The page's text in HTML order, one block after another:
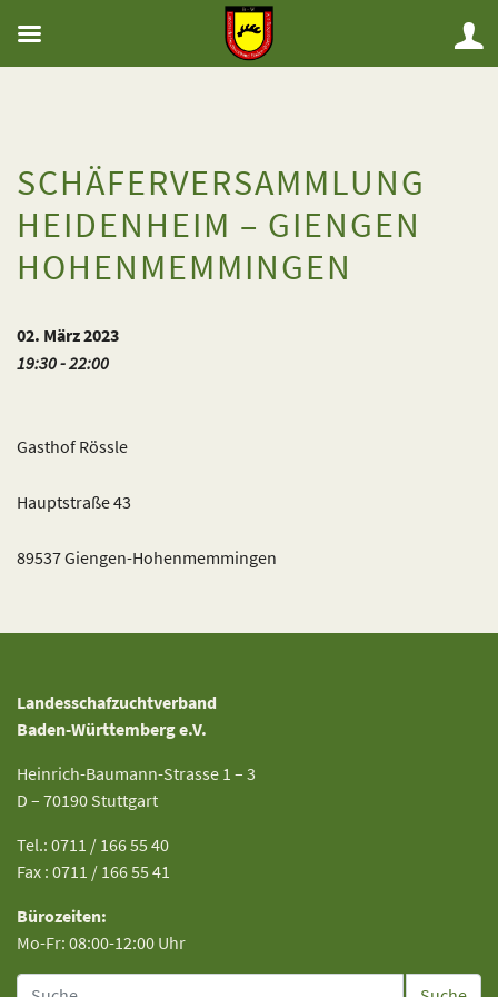
SCHÄFERVERSAMMLUNG
HEIDENHEIM – GIENGEN
HOHENMEMMINGEN
02. März 2023
19:30 - 22:00
Gasthof Rössle
Hauptstraße 43
89537 Giengen-Hohenmemmingen
Landesschafzuchtverband
Baden-Württemberg e.V.
Heinrich-Baumann-Strasse 1 – 3
D – 70190 Stuttgart
Tel.: 0711 / 166 55 40
Fax : 0711 / 166 55 41
Bürozeiten:
Mo-Fr: 08:00-12:00 Uhr
Suche